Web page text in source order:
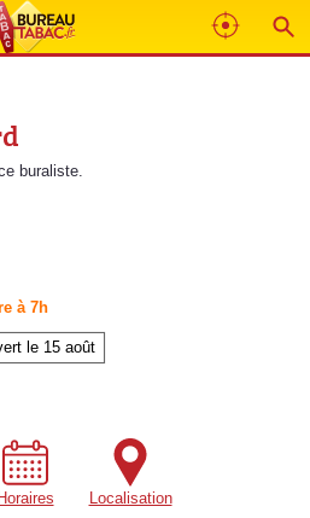
buraliste.
à 7h
le 15 août
Horaires Localisation